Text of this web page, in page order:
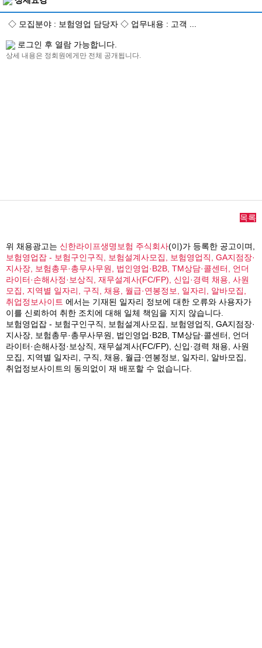
◇ 모집분야 : 보험영업 담당자 ◇ 업무내용 : 고객 ...
로그인 후 열람 가능합니다.
상세 내용은 정회원에게만 전체 공개됩니다.
목록
위 채용광고는 신한라이프생명보험 주식회사(이)가 등록한 공고이며,
보험영업잡 - 보험구인구직, 보험설계사모집, 보험영업직, GA지점장·
지사장, 보험총무·총무사무원, 법인영업·B2B, TM상담·콜센터, 언더
라이터·손해사정·보상직, 재무설계사(FC/FP), 신입·경력 채용, 사원
모집, 지역별 일자리, 구직, 채용, 월급·연봉정보, 일자리, 알바모집,
취업정보사이트 에서는 기재된 일자리 정보에 대한 오류와 사용자가
이를 신뢰하여 취한 조치에 대해 일체 책임을 지지 않습니다.
보험영업잡 - 보험구인구직, 보험설계사모집, 보험영업직, GA지점장·
지사장, 보험총무·총무사무원, 법인영업·B2B, TM상담·콜센터, 언더
라이터·손해사정·보상직, 재무설계사(FC/FP), 신입·경력 채용, 사원
모집, 지역별 일자리, 구직, 채용, 월급·연봉정보, 일자리, 알바모집,
취업정보사이트의 동의없이 재 배포할 수 없습니다.